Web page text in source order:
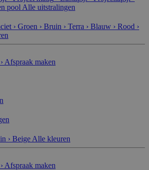
pool Alle uitstralingen
› Groen › Bruin › Terra › Blauw › Rood ›
› Afspraak maken
› Beige Alle kleuren
› Afspraak maken